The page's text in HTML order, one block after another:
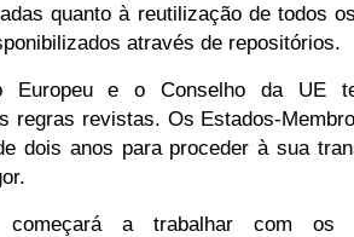
quanto à reutilização de todos
através de repositórios.
Europeu e o Conselho da UE
regras revistas. Os Estados-
dois anos para proceder à sua
a trabalhar com os